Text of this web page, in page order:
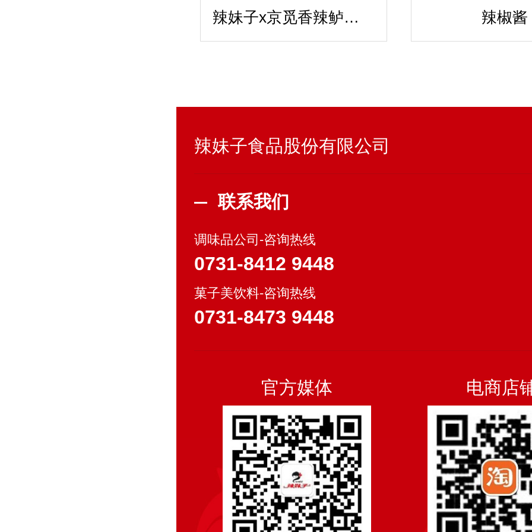
辣妹子x京觅香辣鲈鱼仔酱 辣椒酱
辣妹子食品股份有限公司
联系我们
调味品公司-咨询热线
0731-8412 9448
菓子美饮料-咨询热线
0731-8473 9448
官方媒体 电商店